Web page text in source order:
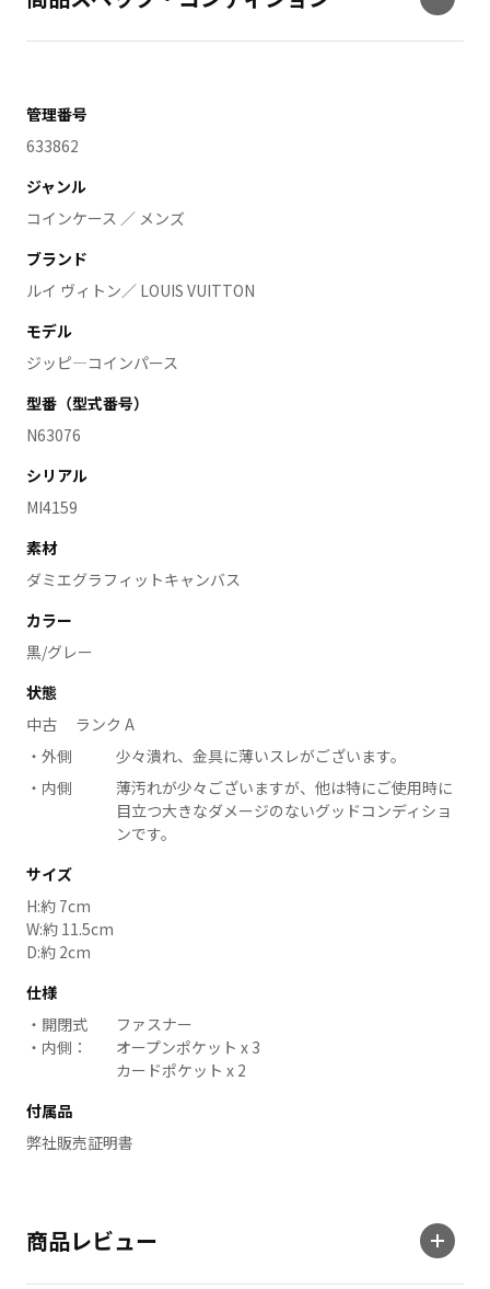
管理番号
633862
ジャンル
コインケース ／ メンズ
ブランド
ルイ ヴィトン／ LOUIS VUITTON
モデル
ジッピ―コインパース
型番（型式番号）
N63076
シリアル
MI4159
素材
ダミエグラフィットキャンバス
カラー
黒/グレー
状態
中古 ランク A
外側
少々潰れ、金具に薄いスレがございます。
内側
薄汚れが少々ございますが、他は特にご使用時に
目立つ大きなダメージのないグッドコンディショ
ンです。
サイズ
H:約 7cm
W:約 11.5cm
D:約 2cm
仕様
開閉式
ファスナー
内側：
オープンポケット x 3
カードポケット x 2
付属品
弊社販売証明書
商品レビュー